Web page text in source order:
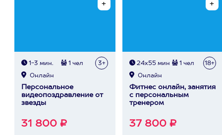
1-3 мин. 1 чел 3+
Онлайн
Персональное
видеопоздравление от
звезды
31 800 ₽
24х55 мин 1 чел 18+
Онлайн
Фитнес онлайн, занятия
с персональным
тренером
37 800 ₽